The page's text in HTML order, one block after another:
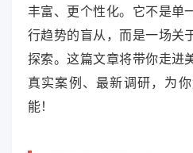
丰富、更个性化。它不是单
行趋势的盲从，而是一场关
探索。这篇文章将带你走进
真实案例、最新调研，为
能！